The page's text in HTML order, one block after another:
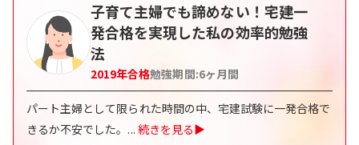
子育て主婦でも諦めない！宅建一
発合格を実現した私の効率的勉強
法
2019年合格勉強期間:6ヶ月間
パート主婦として限られた時間の中、宅建試験に一発合格で
きるか不安でした。 ... 続きを見る▶